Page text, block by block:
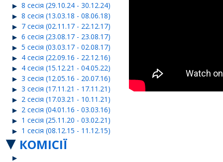
8 сесія (29.10.24 - 30.12.24)
8 сесія (13.03.18 - 08.06.18)
7 сесія (02.11.17 - 22.12.17)
6 сесія (23.08.17 - 23.08.17)
5 сесія (03.03.17 - 02.08.17)
4 сесія (22.09.16 - 22.12.16)
4 сесія (15.12.21 - 04.05.22)
3 сесія (12.05.16 - 20.07.16)
3 сесія (17.11.21 - 17.11.21)
2 сесія (17.03.21 - 10.11.21)
2 сесія (04.01.16 - 03.03.16)
1 сесія (25.11.20 - 03.02.21)
1 сесія (08.12.15 - 11.12.15)
КОМІСІЇ